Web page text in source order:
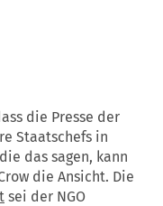
die Presse der
Staatschefs in
das sagen, kann
die Ansicht. Die
sei der NGO